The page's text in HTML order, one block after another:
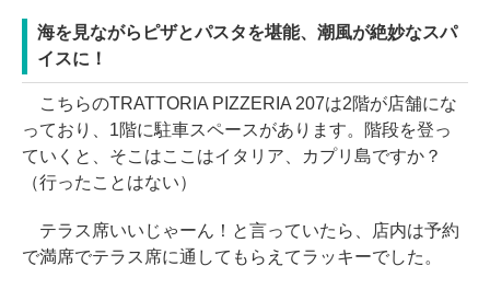
海を見ながらピザとパスタを堪能、潮風が絶妙なスパ
イスに！
こちらのTRATTORIA PIZZERIA 207は2階が店舗にな
っており、1階に駐車スペースがあります。階段を登っ
ていくと、そこはここはイタリア、カプリ島ですか？
（行ったことはない）
テラス席いいじゃーん！と言っていたら、店内は予約
で満席でテラス席に通してもらえてラッキーでした。